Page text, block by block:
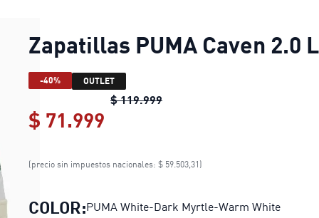
Zapatillas PUMA Caven 2.0
-40% OUTLET
$ 119.999Zapatillas PUMA Caven 2.0
$ 71.999
Zapatillas PUMA Caven 2.0
(precio sin impuestos nacionales: $ 59.503,31)
COLOR:PUMA White-Dark Myrtle-Warm White